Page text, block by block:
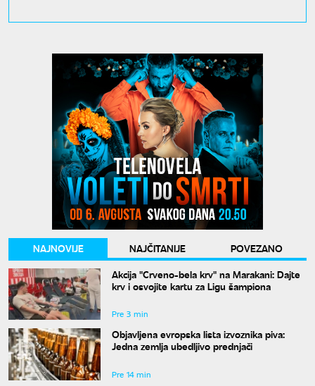
NAJNOVIJE NAJČITANIJE
POVEZANO
Akcija "Crveno-bela krv" na Marakani: Dajte
krv i osvojite kartu za Ligu šampiona
Pre 3 min
Objavljena evropska lista izvoznika piva:
Jedna zemlja ubedljivo prednjači
Pre 14 min